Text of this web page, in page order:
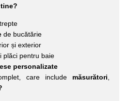
de bucătărie
și exterior
plăci pentru baie
personalizate
care include măsurători,